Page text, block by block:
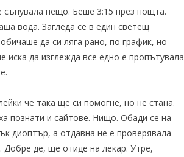
нещо. Беше 3:15 през нощта.
вода. Загледа се в един светещ
да си ляга рано, по график, но
да изглежда все едно е пропътувала
че така ще си помогне, но не стана.
познати и сайтове. Нищо. Обади се на
диоптър, а отдавна не е проверявала
Добре де, ще отиде на лекар. Утре,